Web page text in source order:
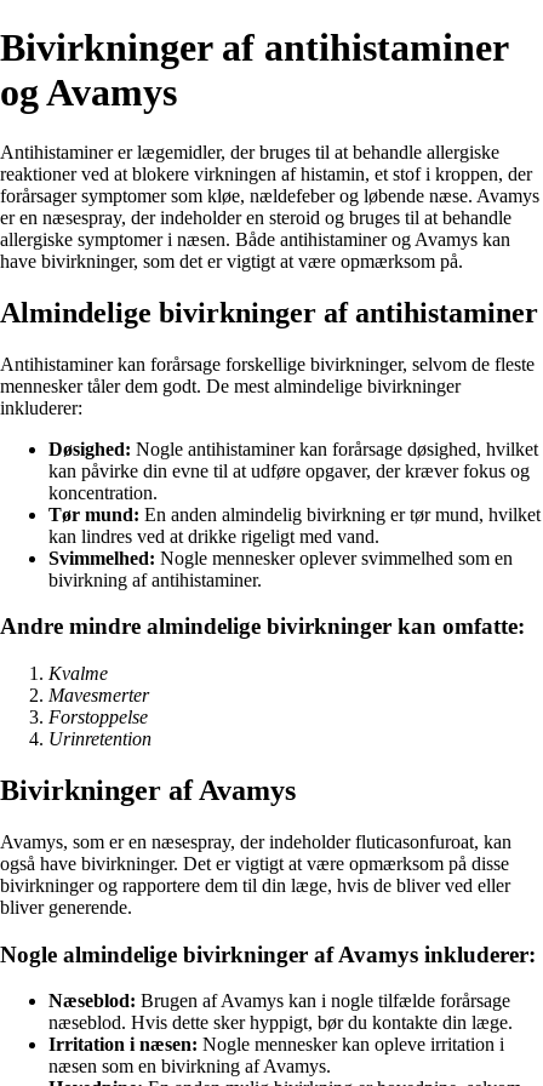
Bivirkninger af antihistaminer
og Avamys
Antihistaminer er lægemidler, der bruges til at behandle allergiske
reaktioner ved at blokere virkningen af histamin, et stof i kroppen, der
forårsager symptomer som kløe, nældefeber og løbende næse. Avamys
er en næsespray, der indeholder en steroid og bruges til at behandle
allergiske symptomer i næsen. Både antihistaminer og Avamys kan
have bivirkninger, som det er vigtigt at være opmærksom på.
Almindelige bivirkninger af antihistaminer
Antihistaminer kan forårsage forskellige bivirkninger, selvom de fleste
mennesker tåler dem godt. De mest almindelige bivirkninger
inkluderer:
Døsighed: Nogle antihistaminer kan forårsage døsighed, hvilket
kan påvirke din evne til at udføre opgaver, der kræver fokus og
koncentration.
Tør mund: En anden almindelig bivirkning er tør mund, hvilket
kan lindres ved at drikke rigeligt med vand.
Svimmelhed: Nogle mennesker oplever svimmelhed som en
bivirkning af antihistaminer.
Andre mindre almindelige bivirkninger kan omfatte:
Kvalme
Mavesmerter
Forstoppelse
Urinretention
Bivirkninger af Avamys
Avamys, som er en næsespray, der indeholder fluticasonfuroat, kan
også have bivirkninger. Det er vigtigt at være opmærksom på disse
bivirkninger og rapportere dem til din læge, hvis de bliver ved eller
bliver generende.
Nogle almindelige bivirkninger af Avamys inkluderer:
Næseblod: Brugen af Avamys kan i nogle tilfælde forårsage
næseblod. Hvis dette sker hyppigt, bør du kontakte din læge.
Irritation i næsen: Nogle mennesker kan opleve irritation i
næsen som en bivirkning af Avamys.